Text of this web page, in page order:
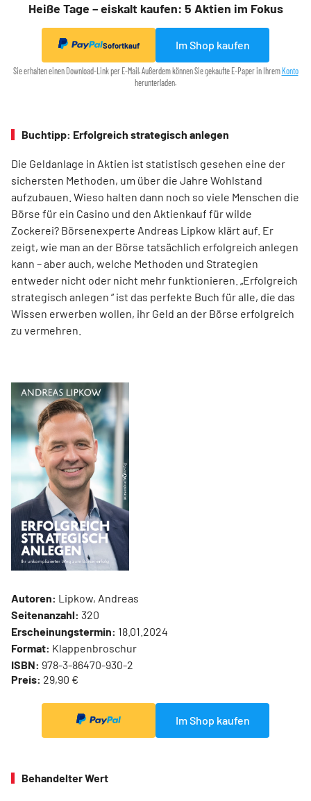
Heiße Tage – eiskalt kaufen: 5 Aktien im Fokus
Sofortkauf Im Shop kaufen
Sie erhalten einen Download-Link per E-Mail. Außerdem können Sie gekaufte E-Paper in Ihrem Konto
herunterladen.
Buchtipp: Erfolgreich strategisch anlegen
Die Geldanlage in Aktien ist statistisch gesehen eine der
sichersten Methoden, um über die Jahre Wohlstand
aufzubauen. Wieso halten dann noch so viele Menschen die
Börse für ein Casino und den Aktienkauf für wilde
Zockerei? Börsenexperte Andreas Lipkow klärt auf. Er
zeigt, wie man an der Börse tatsächlich erfolgreich anlegen
kann – aber auch, welche Methoden und Strategien
entweder nicht oder nicht mehr funktionieren. „Erfolgreich
strategisch anlegen “ ist das perfekte Buch für alle, die das
Wissen erwerben wollen, ihr Geld an der Börse erfolgreich
zu vermehren.
Autoren: Lipkow, Andreas
Seitenanzahl: 320
Erscheinungstermin: 18.01.2024
Format: Klappenbroschur
ISBN: 978-3-86470-930-2
Preis: 29,90 €
Im Shop kaufen
Behandelter Wert